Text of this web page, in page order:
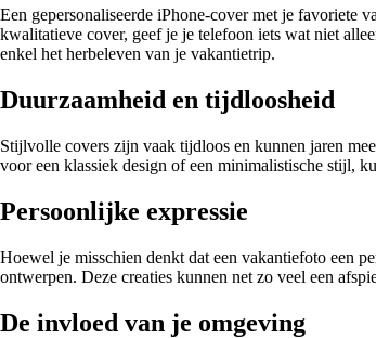
Een gepersonaliseerde iPhone-cover met je favoriete
kwalitatieve cover, geef je je telefoon iets wat niet
enkel het herbeleven van je vakantietrip.
Duurzaamheid en tijdloosheid
Stijlvolle covers zijn vaak tijdloos en kunnen jaren
voor een klassiek design of een minimalistische stijl,
Persoonlijke expressie
Hoewel je misschien denkt dat een vakantiefoto een
ontwerpen. Deze creaties kunnen net zo veel een
De invloed van je omgeving